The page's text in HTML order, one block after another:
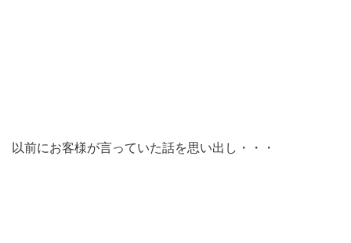
以前にお客様が言っていた話を思い出し・・・